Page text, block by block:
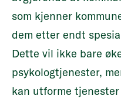
som kjenner
dem etter endt
Dette vil ikke bare
psykologtjenester,
kan utforme